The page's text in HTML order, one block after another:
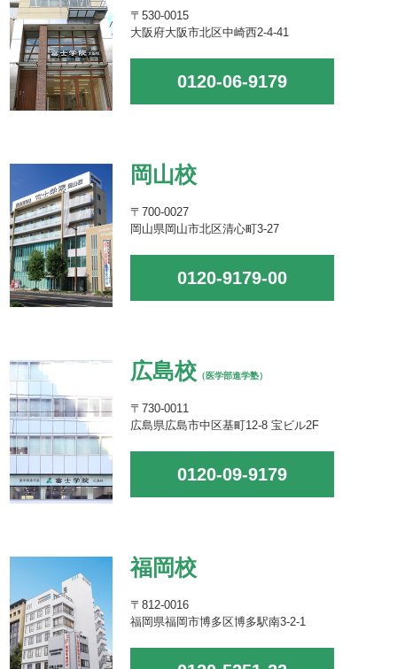
〒530-0015
大阪府大阪市北区中崎西2-4-41
0120-06-9179
岡山校
〒700-0027
岡山県岡山市北区清心町3-27
0120-9179-00
広島校 （医学部進学塾）
〒730-0011
広島県広島市中区基町12-8 宝ビル2F
0120-09-9179
福岡校
〒812-0016
福岡県福岡市博多区博多駅南3-2-1